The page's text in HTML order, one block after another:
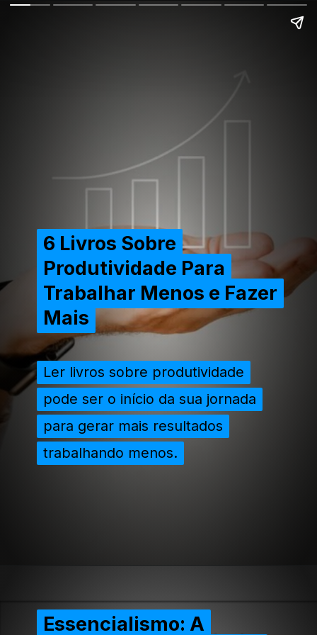
6 Livros Sobre
Produtividade Para
Trabalhar Menos e Fazer
Mais
6 Livros Sobre
Produtividade Para
Trabalhar Menos e Fazer
Mais
Ler livros sobre produtividade
pode ser o início da sua jornada
para gerar mais resultados
trabalhando menos.
Ler livros sobre produtividade
pode ser o início da sua jornada
para gerar mais resultados
trabalhando menos.
Essencialismo: A
Essencialismo: A